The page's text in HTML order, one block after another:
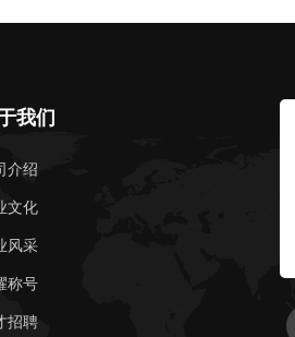
我们
介绍
文化
风采
称号
招聘